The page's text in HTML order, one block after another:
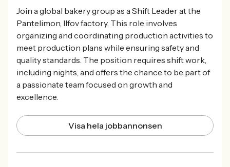
Join a global bakery group as a Shift Leader at the
Pantelimon, Ilfov factory. This role involves
organizing and coordinating production activities to
meet production plans while ensuring safety and
quality standards. The position requires shift work,
including nights, and offers the chance to be part of
a passionate team focused on growth and
excellence.
Visa hela jobbannonsen